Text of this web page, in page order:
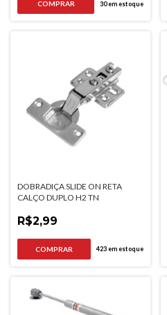
30em estoque
DOBRADIÇA SLIDE ON RETA
CALÇO DUPLO H2 TN
R$2,99
423em estoque